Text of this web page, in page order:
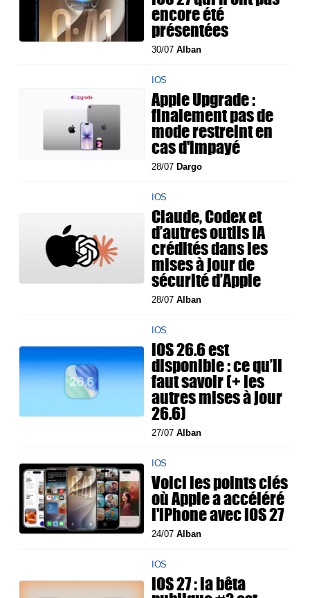
encore été
présentées
30/07Alban
IOS
Apple Upgrade :
finalement pas de
mode restreint en
cas d'impayé
28/07 Dargo
IOS
Claude, Codex et
d’autres outils IA
crédités dans les
mises à jour de
sécurité d’Apple
28/07Alban
IOS
iOS 26.6 est
disponible : ce qu’il
faut savoir (+ les
autres mises à jour
26.6)
27/07Alban
IOS
Voici les points clés
où Apple a accéléré
l'iPhone avec iOS 27
24/07Alban
IOS
iOS 27 : la bêta